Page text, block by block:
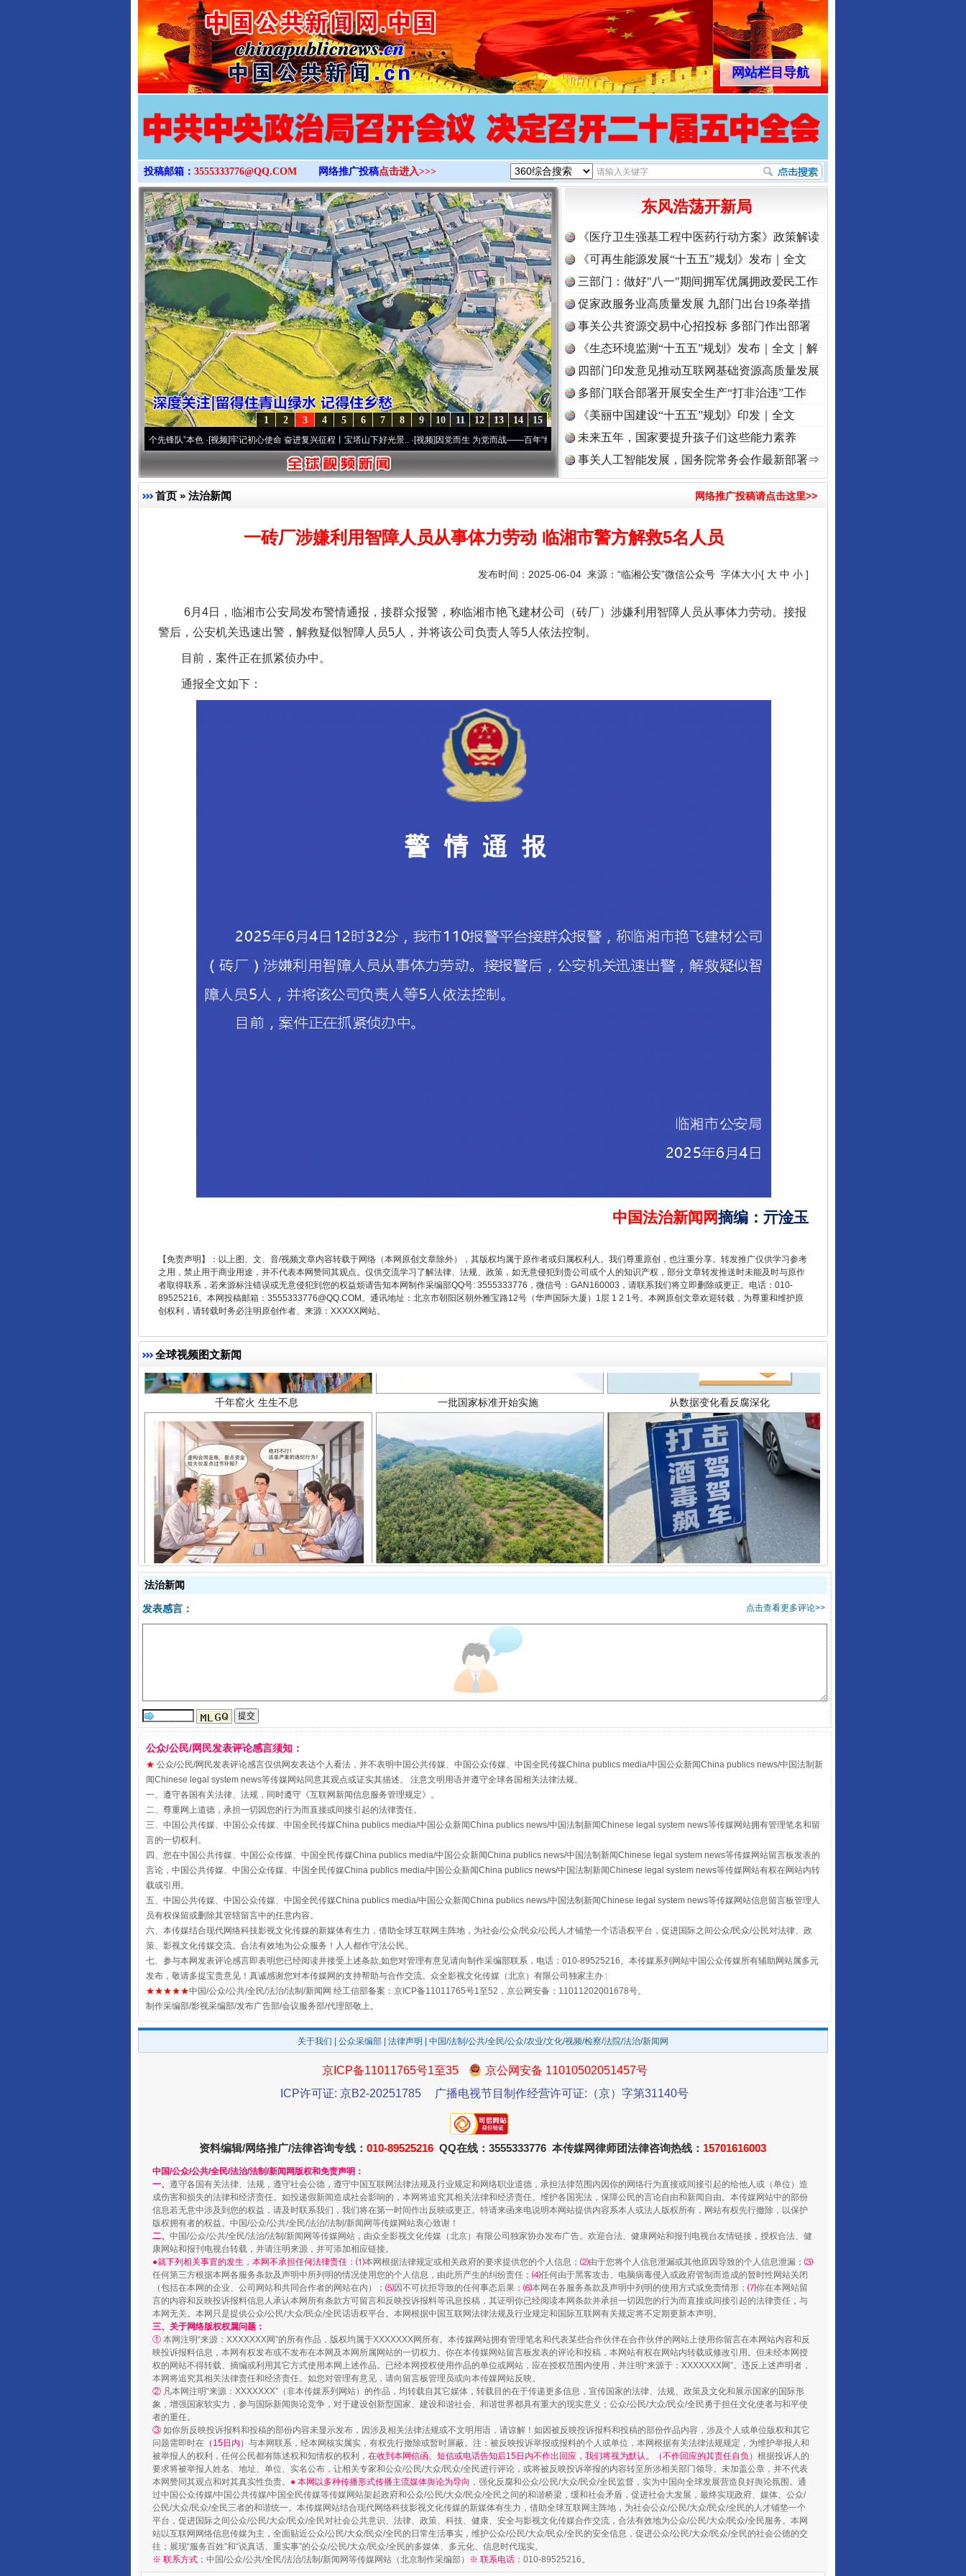
>
网站栏目导航
投稿邮箱： 3555333776@QQ.COM 网络推广投稿点击进入>>>
15
14
13
12
11
10
9
8
7
6
5
4
3
2
1
永葆“两个先锋队”本色·[视频]牢记初心使命 奋进复兴征程丨宝塔山下好光景..·[视频]因党而生 为党而战——百年“纪”事⑧加强纪律.. ·[视频]牢记初心使命 奋进复兴征程丨“转折之城”激荡..·[视频]牢记初心使命 奋进复兴征程丨红船起航处 潮
东风浩荡开新局
《医疗卫生强基工程中医药行动方案》政策解读
《可再生能源发展“十五五”规划》发布｜全文
三部门：做好"八一"期间拥军优属拥政爱民工作
促家政服务业高质量发展 九部门出台19条举措
事关公共资源交易中心招投标 多部门作出部署
《生态环境监测“十五五”规划》发布｜全文｜解
读
四部门印发意见推动互联网基础资源高质量发展
多部门联合部署开展安全生产“打非治违”工作
《美丽中国建设“十五五”规划》印发｜全文
未来五年，国家要提升孩子们这些能力素养
事关人工智能发展，国务院常务会作最新部署⇒
首页 » 法治新闻 网络推广投稿请点击这里>>
一砖厂涉嫌利用智障人员从事体力劳动 临湘市警方解救5名人员
发布时间：2025-06-04 来源： “临湘公安”微信公众号 字体大小[ 大 中 小 ]
6月4日，临湘市公安局发布警情通报，接群众报警，称临湘市艳飞建材公司（砖厂）涉嫌利用智障人员从事体力劳动。接报
警后，公安机关迅速出警，解救疑似智障人员5人，并将该公司负责人等5人依法控制。
目前，案件正在抓紧侦办中。
通报全文如下：
中国法治新闻网摘编 ： 亓淦玉
【免责声明】：以上图、文、音/视频文章内容转载于网络（本网原创文章除外），其版权均属于原作者或归属权利人。我们尊重原创，也注重分享。转发推广仅供学习参考
之用，禁止用于商业用途，并不代表本网赞同其观点。仅供交流学习了解法律、法规、政策，如无意侵犯到贵公司或个人的知识产权，部分文章转发推送时未能及时与原作
者取得联系，若来源标注错误或无意侵犯到您的权益烦请告知本网制作采编部QQ号: 3555333776，微信号：GAN160003，请联系我们将立即删除或更正。电话：010-
89525216。本网投稿邮箱：3555333776@QQ.COM。通讯地址：北京市朝阳区朝外雅宝路12号（华声国际大厦）1层 1 2 1号。本网原创文章欢迎转载，为尊重和维护原
创权利，请转载时务必注明原创作者、来源：XXXXX网站。
全球视频图文新闻
完善运行机制助力责任有效落实 一纸欠条伤亲情 巡回调解促和解.. 行业协会接连发公告
让核能赋能千行百业
千年窑火 生生不息
揭开“小金库”的免责幌子 以产业富民促振兴 酒驾未被当场查获能处罚吗
从幼儿园到大学，有这些资助
规模最大的光氢储一体化项目
国家大学科技园优化重塑工作 镜头丨大暑三秋近 山西：不断增强治理腐败综合效能
扯下公款旅游的“隐身衣” 如何以同查同治破解风腐交织难题 养老服务师职业资格制度暂行规定
法治新闻
点击查看更多评论>>
发表感言：
公众/公民/网民发表评论感言须知：
★ 公众/公民/网民发表评论感言仅供网友表达个人看法，并不表明中国公共传媒、中国公众传媒、中国全民传媒China publics media/中国公众新闻China publics news/中国法制新
闻Chinese legal system news等传媒网站同意其观点或证实其描述。 注意文明用语并遵守全球各国相关法律法规。
一、遵守各国有关法律、法规，同时遵守《互联网新闻信息服务管理规定》。
二、尊重网上道德，承担一切因您的行为而直接或间接引起的法律责任。
三、中国公共传媒、中国公众传媒、中国全民传媒China publics media/中国公众新闻China publics news/中国法制新闻Chinese legal system news等传媒网站拥有管理笔名和留
言的一切权利。
四、您在中国公共传媒、中国公众传媒、中国全民传媒China publics media/中国公众新闻China publics news/中国法制新闻Chinese legal system news等传媒网站留言板发表的
言论，中国公共传媒、中国公众传媒、中国全民传媒China publics media/中国公众新闻China publics news/中国法制新闻Chinese legal system news等传媒网站有权在网站内转
载或引用。
五、中国公共传媒、中国公众传媒、中国全民传媒China publics media/中国公众新闻China publics news/中国法制新闻Chinese legal system news等传媒网站信息留言板管理人
员有权保留或删除其管辖留言中的任意内容。
六、本传媒结合现代网络科技影视文化传媒的新媒体有生力，借助全球互联网主阵地，为社会/公众/民众/公民人才铺垫一个话语权平台，促进国际之间公众/民众/公民对法律、政
策、影视文化传媒交流。合法有效地为公众服务！人人都作守法公民。
七、参与本网发表评论感言即表明您已经阅读并接受上述条款,如您对管理有意见请向制作采编部联系，电话：010-89525216。本传媒系列网站中国公众传媒所有辅助网站属多元
发布，敬请多提宝贵意见！真诚感谢您对本传媒网的支持帮助与合作交流。众全影视文化传媒（北京）有限公司独家主办 :
★★★★★中国/公众/公共/全民/法治/法制/新闻网 经工信部备案：京ICP备11011765号1至52，京公网安备：11011202001678号。
制作采编部/影视采编部/发布广告部/会议服务部/代理部敬上。
关于我们 公众采编部 法律声明 | 中国/法制/公共/全民/公众/农业/文化/视频/检察/法院/法治/新闻网
京ICP备11011765号1至35
京公网安备 11010502051457号
ICP许可证: 京B2-20251785
广播电视节目制作经营许可证:（京）字第31140号
资料编辑/网络推广/法律咨询专线： 010-89525216 QQ在线：3555333776 本传媒网律师团法律咨询热线： 15701616003
中国/公众/公共/全民/法治/法制/新闻网版权和免责声明：
一、 遵守各国有关法律、法规，遵守社会公德，遵守中国互联网法律法规及行业规定和网络职业道德，承担法律范围内因你的网络行为直接或间接引起的给他人或（单位）造
成伤害和损失的法律和经济责任。如投递假新闻造成社会影响的，本网将追究其相关法律和经济责任。维护各国宪法，保障公民的言论自由和新闻自由。本传媒网站中的部份
信息若无意中涉及到您的权益，请及时联系我们，我们将在第一时间作出反映或更正。特请来函来电说明本网站提供内容系本人或法人版权所有，网站有权先行撤除，以保护
版权拥有者的权益。中国/公众/公共/全民/法治/法制/新闻网等传媒网站衷心致谢！
二、 中国/公众/公共/全民/法治/法制/新闻网等传媒网站，由众全影视文化传媒（北京）有限公司独家协办发布广告。欢迎合法、健康网站和报刊电视台友情链接，授权合法、健
康网站和报刊电视台转载，并请注明来源，并可添加相应链接。
●就下列相关事宜的发生，本网不承担任何法律责任：⑴本网根据法律规定或相关政府的要求提供您的个人信息； ⑵由于您将个人信息泄漏或其他原因导致的个人信息泄漏； ⑶
任何第三方根据本网各服务条款及声明中所列明的情况使用您的个人信息，由此所产生的纠纷责任； ⑷任何由于黑客攻击、电脑病毒侵入或政府管制而造成的暂时性网站关闭
（包括在本网的企业、公司网站和共同合作者的网站在内）； ⑸因不可抗拒导致的任何事态后果； ⑹本网在各服务条款及声明中列明的使用方式或免责情形； ⑺你在本网站留
言的内容和反映投诉报料信息人承认本网所有条款方可留言和反映投诉报料等讯息投稿，其证明你已经阅读本网条款并承担一切因您的行为而直接或间接引起的法律责任，与
本网无关。本网只是提供公众/公民/大众/民众/全民话语权平台。本网根据中国互联网法律法规及行业规定和国际互联网有关规定将不定期更新本声明。
三、关于网络版权权属问题：
① 本网注明“来源：XXXXXXX网”的所有作品，版权均属于XXXXXXX网所有。本传媒网站拥有管理笔名和代表某些合作伙伴在合作伙伴的网站上使用你留言在本网站内容和反
映投诉报料信息，本网有权发布或不发布在本网及本网所属网站的一切权力。你在本传媒网站留言板发表的评论和投稿，本网站有权在网站内转载或修改引用。但未经本网授
权的网站不得转载、摘编或利用其它方式使用本网上述作品。已经本网授权使用作品的单位或网站，应在授权范围内使用，并注明“来源于：XXXXXXX网”。违反上述声明者，
本网将追究其相关法律责任和经济责任。如您对管理有意见，请向留言板管理员或向本传媒网站反映。
② 凡本网注明“来源：XXXXXXX”（非本传媒系列网站）的作品，均转载自其它媒体，转载目的在于传递更多信息，宣传国家的法律、法规、政策及文化和展示国家的国际形
象，增强国家软实力，参与国际新闻舆论竞争，对于建设创新型国家、建设和谐社会、和谐世界都具有重大的现实意义；公众/公民/大众/民众/全民勇于担任文化使者与和平使
者的重任。
③ 如你所反映投诉报料和投稿的部份内容未显示发布，因涉及相关法律法规或不文明用语，请谅解！如因被反映投诉报料和投稿的部份作品内容，涉及个人或单位版权和其它
问题需即时在 （15日内） 与本网联系，经本网核实属实，有权先行撤除或暂时屏蔽。注：被反映投诉举报或报料的个人或单位，本网根据有关法律法规规定，为维护举报人和
被举报人的权利，任何公民都有陈述权和知情权的权利， 在收到本网信函、短信或电话告知后15日内不作出回应，我们将视为默认。（不作回应的其责任自负） 根据投诉人的
要求将被举报人姓名、地址、单位、实名公布，让相关专家和公众/公民/大众/民众/全民进行评论，或将被反映投诉举报的内容转至所涉相关部门领导。未加盖公章，并不代表
本网赞同其观点和对其真实性负责。 ● 本网以多种传播形式传播主流媒体舆论为导向 ，强化反腐和公众/公民/大众/民众/全民监督，实为中国向全球发展营造良好舆论氛围。通
过中国公众传媒/中国公共传媒/中国全民传媒等传媒网站架起政府和公众/公民/大众/民众/全民之间的和谐桥梁，缓和社会矛盾，促进社会大发展，最终实现政府、媒体、公众/
公民/大众/民众/全民三者的和谐统一。本传媒网站结合现代网络科技影视文化传媒的新媒体有生力，借助全球互联网主阵地，为社会公众/公民/大众/民众/全民的人才铺垫一个
平台，促进国际之间公众/公民/大众/民众/全民对社会公共意识、法律、政策、科技、健康、安全与影视文化传媒合作交流，合法有效地为公众/公民/大众/民众/全民服务。本网
站以互联网网络信息传媒为主，全面贴近公众/公民/大众/民众/全民的日常生活事实，维护公众/公民/大众/民众/全民的安全信息，促进公众/公民/大众/民众/全民的社会公德的交
往；展现“服务百姓”和“说真话、重实事”的公众/公民/大众/民众/全民的多媒体、多元化、信息时代现实。
※ 联系方式： 中国/公众/公共/全民/法治/法制/新闻网等传媒网站（北京制作采编部） ※ 联系电话： 010-89525216。